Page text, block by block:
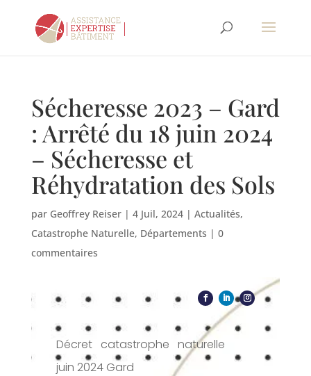
Sécheresse 2023 – Gard
: Arrêté du 18 juin 2024
– Sécheresse et
Réhydratation des Sols
par Geoffrey Reiser| 4 Juil, 2024| Actualités,
Catastrophe Naturelle, Départements | 0
commentaires
Décret catastrophe naturelle
juin 2024 Gard